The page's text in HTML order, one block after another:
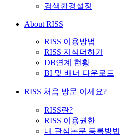
검색환경설정
About RISS
RISS 이용방법
RISS 지식더하기
DB연계 현황
BI 및 배너 다운로드
RISS 처음 방문 이세요?
RISS란?
RISS 이용권한
내 관심논문 등록방법